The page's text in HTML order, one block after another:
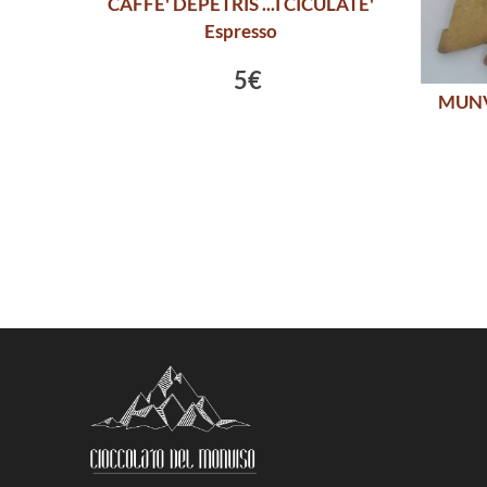
Espresso
5€